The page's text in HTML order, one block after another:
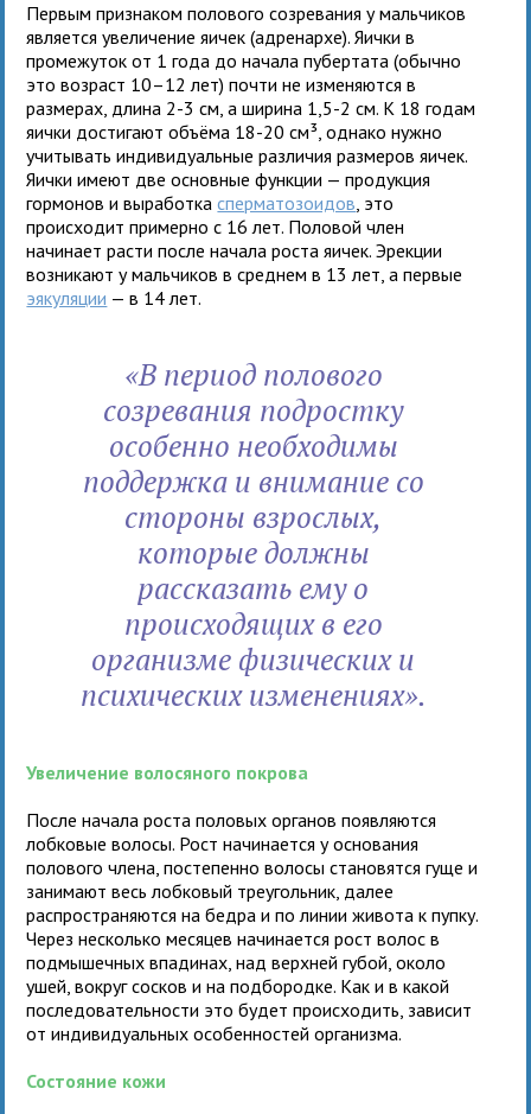
Первым признаком полового созревания у мальчиков
является увеличение яичек (адренархе). Яички в
промежуток от 1 года до начала пубертата (обычно
это возраст 10–12 лет) почти не изменяются в
размерах, длина 2-3 см, а ширина 1,5-2 см. К 18 годам
яички достигают объёма 18-20 см³, однако нужно
учитывать индивидуальные различия размеров яичек.
Яички имеют две основные функции — продукция
гормонов и выработкасперматозоидов , это
происходит примерно с 16 лет. Половой член
начинает расти после начала роста яичек. Эрекции
возникают у мальчиков в среднем в 13 лет, а первые
эякуляции — в 14 лет.
«В период полового
созревания подростку
особенно необходимы
поддержка и внимание со
стороны взрослых,
которые должны
рассказать ему о
происходящих в его
организме физических и
психических изменениях».
Увеличение волосяного покрова
После начала роста половых органов появляются
лобковые волосы. Рост начинается у основания
полового члена, постепенно волосы становятся гуще и
занимают весь лобковый треугольник, далее
распространяются на бедра и по линии живота к пупку.
Через несколько месяцев начинается рост волос в
подмышечных впадинах, над верхней губой, около
ушей, вокруг сосков и на подбородке. Как и в какой
последовательности это будет происходить, зависит
от индивидуальных особенностей организма.
Состояние кожи